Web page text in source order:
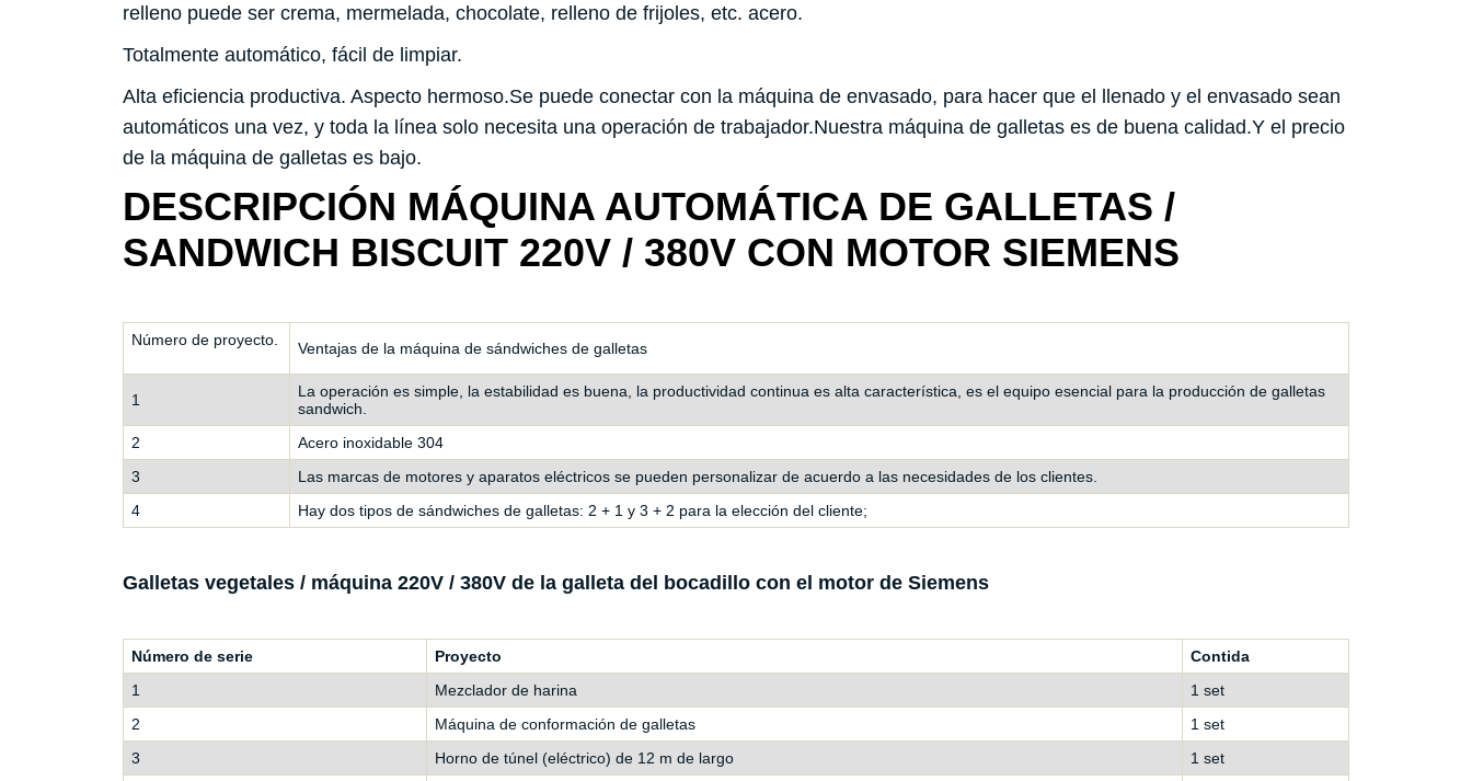
relleno puede ser crema, mermelada, chocolate, relleno de frijoles, etc. acero.
Totalmente automático, fácil de limpiar.
Alta eficiencia productiva. Aspecto hermoso.Se puede conectar con la máquina de envasado, para hacer que el llenado y el envasado sean
automáticos una vez, y toda la línea solo necesita una operación de trabajador.Nuestra máquina de galletas es de buena calidad.Y el precio
de la máquina de galletas es bajo.
DESCRIPCIÓN MÁQUINA AUTOMÁTICA DE GALLETAS /
SANDWICH BISCUIT 220V / 380V CON MOTOR SIEMENS
Número de proyecto. Ventajas de la máquina de sándwiches de galletas
1
La operación es simple, la estabilidad es buena, la productividad continua es alta característica, es el equipo esencial para la producción de galletas
sandwich.
2
Acero inoxidable 304
3
Las marcas de motores y aparatos eléctricos se pueden personalizar de acuerdo a las necesidades de los clientes.
4
Hay dos tipos de sándwiches de galletas: 2 + 1 y 3 + 2 para la elección del cliente;
Galletas vegetales / máquina 220V / 380V de la galleta del bocadillo con el motor de Siemens
Número de serie Proyecto
Contida
1
Mezclador de harina
1 set
2
Máquina de conformación de galletas
1 set
3
Horno de túnel (eléctrico) de 12 m de largo
1 set